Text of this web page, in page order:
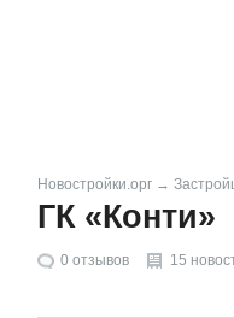
Новостройки.орг →
ГК «Конти»
0 отзывов 15